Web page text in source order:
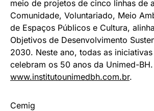
meio de projetos de cinco linhas de
Comunidade, Voluntariado, Meio
de Espaços Públicos e Cultura,
Objetivos de Desenvolvimento
2030. Neste ano, todas as
celebram os 50 anos da Unimed-
www.institutounimedbh.com.br.
Cemig